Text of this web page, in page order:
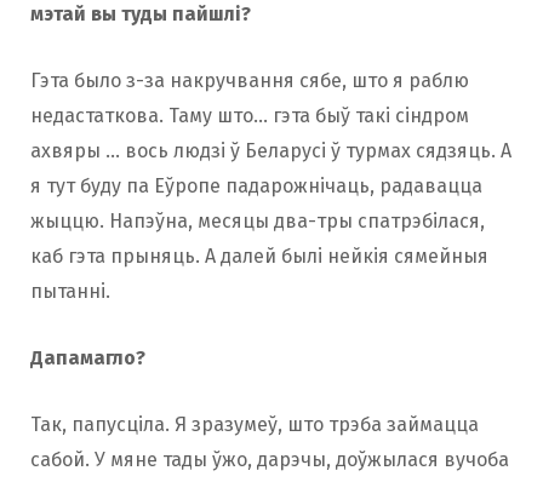
мэтай вы туды пайшлі?
Гэта было з-за накручвання сябе, што я раблю
недастаткова. Таму што… гэта быў такі сіндром
ахвяры … вось людзі ў Беларусі ў турмах сядзяць. А
я тут буду па Еўропе падарожнічаць, радавацца
жыццю. Напэўна, месяцы два-тры спатрэбілася,
каб гэта прыняць. А далей былі нейкія сямейныя
пытанні.
Дапамагло?
Так, папусціла. Я зразумеў, што трэба займацца
сабой. У мяне тады ўжо, дарэчы, доўжылася вучоба